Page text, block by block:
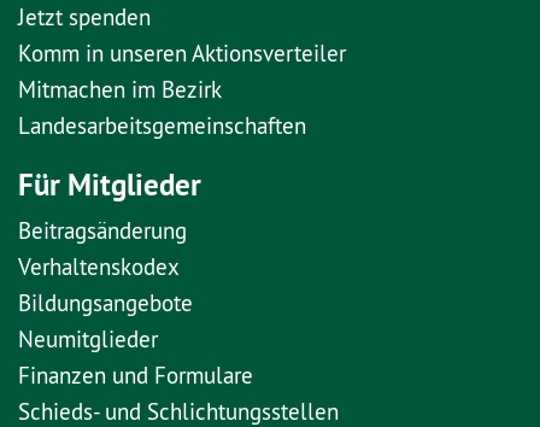
Jetzt spenden
Komm in unseren Aktionsverteiler
Mitmachen im Bezirk
Landesarbeitsgemeinschaften
Für Mitglieder
Beitragsänderung
Verhaltenskodex
Bildungsangebote
Neumitglieder
Finanzen und Formulare
Schieds- und Schlichtungsstellen